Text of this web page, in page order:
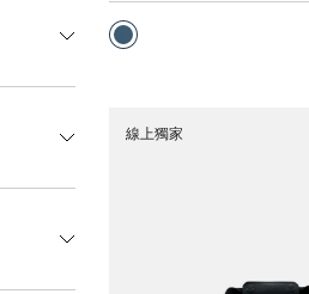
線上獨家